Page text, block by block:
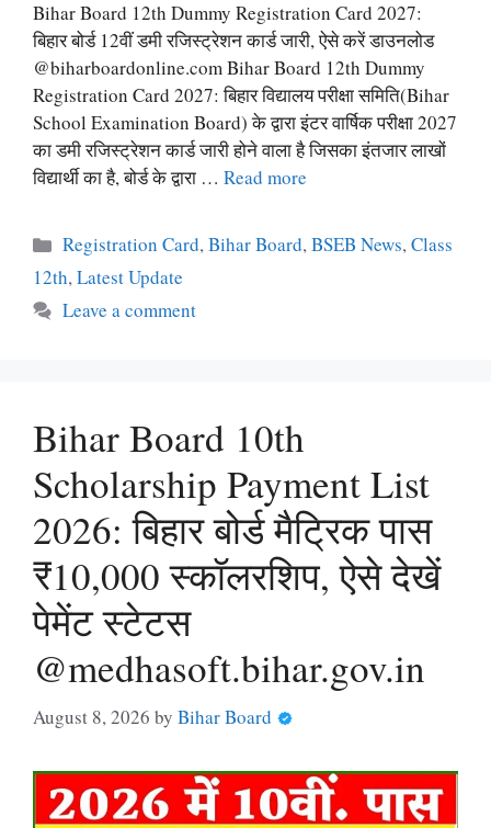
Bihar Board 12th Dummy Registration Card 2027:
बिहार बोर्ड 12वीं डमी रजिस्ट्रेशन कार्ड जारी, ऐसे करें डाउनलोड
@biharboardonline.com Bihar Board 12th Dummy
Registration Card 2027: बिहार विद्यालय परीक्षा समिति(Bihar
School Examination Board) के द्वारा इंटर वार्षिक परीक्षा 2027
का डमी रजिस्ट्रेशन कार्ड जारी होने वाला है जिसका इंतजार लाखों
विद्यार्थी का है, बोर्ड के द्वारा … Read more
Categories
Registration Card,Bihar Board,BSEB News,Class
12th,Latest Update
Leave a comment
Bihar Board 10th
Scholarship Payment List
2026: बिहार बोर्ड मैट्रिक पास
₹10,000 स्कॉलरशिप, ऐसे देखें
पेमेंट स्टेटस
@medhasoft.bihar.gov.in
August 8, 2026 by Bihar Board